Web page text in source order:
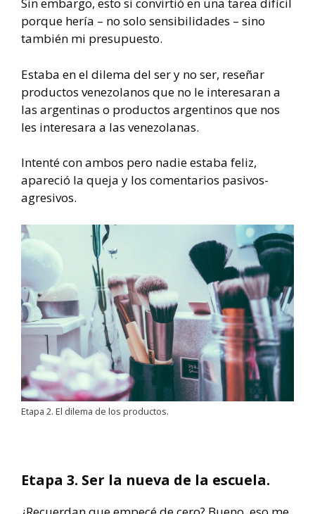
Sin embargo, esto si convirtió en una tarea difícil
porque hería – no solo sensibilidades – sino
también mi presupuesto.
Estaba en el dilema del ser y no ser, reseñar
productos venezolanos que no le interesaran a
las argentinas o productos argentinos que nos
les interesara a las venezolanas.
Intenté con ambos pero nadie estaba feliz,
apareció la queja y los comentarios pasivos-
agresivos.
Etapa 2. El dilema de los productos.
Etapa 3. Ser la nueva de la escuela.